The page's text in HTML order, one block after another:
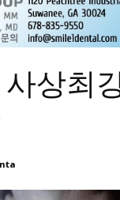
사상최